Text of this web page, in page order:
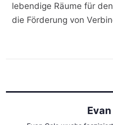
lebendige Räume für
die Förderung von